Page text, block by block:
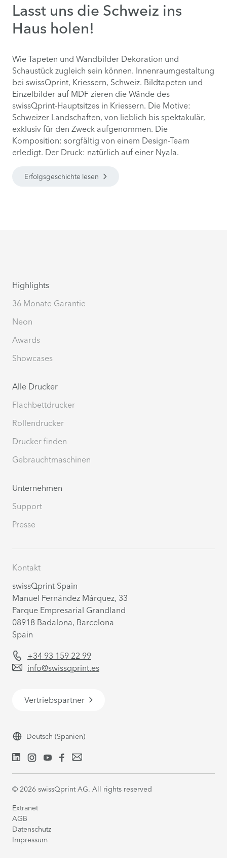
Lasst uns die Schweiz ins
Haus holen!
Wie Tapeten und Wandbilder Dekoration und
Schaustück zugleich sein können. Innenraumgestaltung
bei swissQprint, Kriessern, Schweiz. Bildtapeten und
Einzelbilder auf MDF zieren die Wände des
swissQprint-Hauptsitzes in Kriessern. Die Motive:
Schweizer Landschaften, von lieblich bis spektakulär,
exklusiv für den Zweck aufgenommen. Die
Komposition: sorgfältig von einem Design-Team
erledigt. Der Druck: natürlich auf einer Nyala.
Erfolgsgeschichte lesen
Highlights
36 Monate Garantie
Neon
Awards
Showcases
Alle Drucker
Flachbettdrucker
Rollendrucker
Drucker finden
Gebrauchtmaschinen
Unternehmen
Support
Presse
Kontakt
swissQprint Spain
Manuel Fernández Márquez, 33
Parque Empresarial Grandland
08918 Badalona, Barcelona
Spain
+34 93 159 22 99
info@swissqprint.es
Vertriebspartner
Deutsch (Spanien)
© 2026 swissQprint AG. All rights reserved
Extranet
AGB
Datenschutz
Impressum